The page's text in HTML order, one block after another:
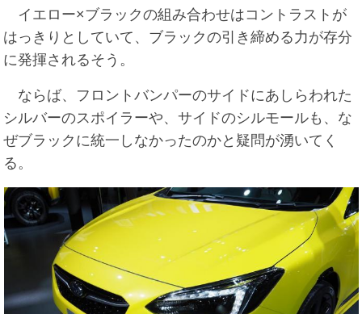
イエロー×ブラックの組み合わせはコントラストが
はっきりとしていて、ブラックの引き締める力が存分
に発揮されるそう。
ならば、フロントバンパーのサイドにあしらわれた
シルバーのスポイラーや、サイドのシルモールも、な
ぜブラックに統一しなかったのかと疑問が湧いてく
る。